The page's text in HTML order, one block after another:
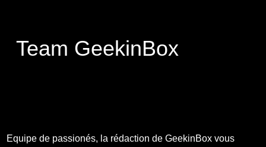
Team GeekinBox
Equipe de passionés, la rédaction de GeekinBox vous